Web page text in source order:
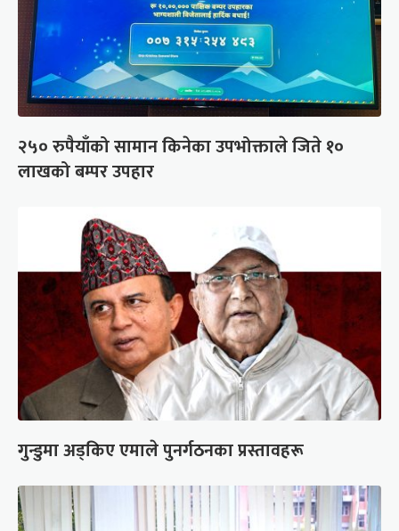
२५० रुपैयाँको सामान किनेका उपभोक्ताले जिते १०
लाखको बम्पर उपहार
गुन्डुमा अड्किए एमाले पुनर्गठनका प्रस्तावहरू